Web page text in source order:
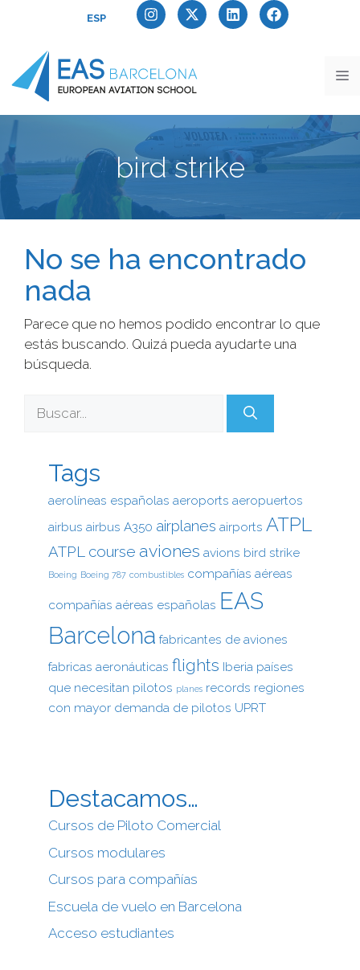
ESP
bird strike
No se ha encontrado
nada
Parece que no hemos podido encontrar lo que
estás buscando. Quizá pueda ayudarte una
búsqueda.
Tags
aerolíneas españolas aeroports aeropuertos
airbus airbus A350 airplanes airports ATPL
ATPL course aviones avions bird strike
Boeing Boeing 787 combustibles compañías aéreas
compañías aéreas españolas EAS
Barcelona fabricantes de aviones
fabricas aeronáuticas flights Iberia países
que necesitan pilotos planes records regiones
con mayor demanda de pilotos UPRT
Destacamos…
Cursos de Piloto Comercial
Cursos modulares
Cursos para compañías
Escuela de vuelo en Barcelona
Acceso estudiantes